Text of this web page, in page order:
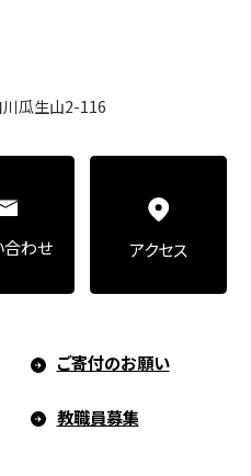
瓜生山2-116
ご寄付のお願い
教職員募集
合わせ アクセス